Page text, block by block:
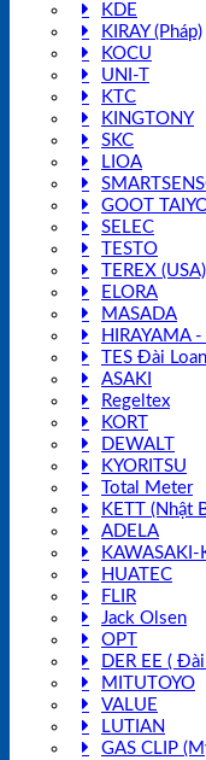
KDE
KIRAY (Pháp)
KOCU
UNI-T
KTC
KINGTONY
SKC
LIOA
GOOT
SELEC
TESTO
TEREX (USA)
ELORA
MASADA
HIRAYAMA
TES Đài Loan
ASAKI
Regeltex
KORT
DEWALT
KYORITSU
Total Meter
KETT (Nhật
ADELA
KAWASAKI-
HUATEC
FLIR
Jack Olsen
OPT
DER EE (
MITUTOYO
VALUE
LUTIAN
GAS CLIP